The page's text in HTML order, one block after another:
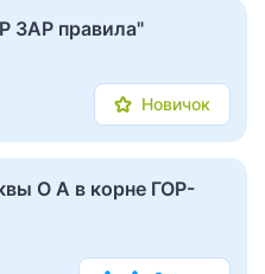
ЗАР правила"
Новичок
О А в корне ГОР-